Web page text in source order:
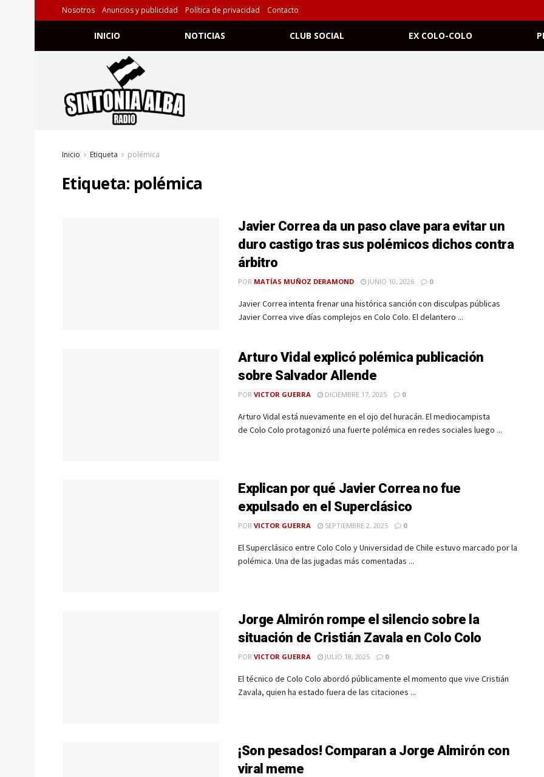
Nosotros Anuncios y publicidad Política de privacidad Contacto
INICIO NOTICIAS CLUB SOCIAL EX COLO-COLO
Inicio Etiqueta polémica
Etiqueta: polémica
Javier Correa da un paso clave para evitar un
duro castigo tras sus polémicos dichos contra
árbitro
POR MATÍAS MUÑOZ DERAMOND JUNIO 10, 2026 0
Javier Correa intenta frenar una histórica sanción con disculpas públicas
Javier Correa vive días complejos en Colo Colo. El delantero ...
Arturo Vidal explicó polémica publicación
sobre Salvador Allende
POR VICTOR GUERRA DICIEMBRE 17, 2025 0
Arturo Vidal está nuevamente en el ojo del huracán. El mediocampista
de Colo Colo protagonizó una fuerte polémica en redes sociales luego ...
Explican por qué Javier Correa no fue
expulsado en el Superclásico
POR VICTOR GUERRA SEPTIEMBRE 2, 2025 0
El Superclásico entre Colo Colo y Universidad de Chile estuvo marcado por la
polémica. Una de las jugadas más comentadas ...
Jorge Almirón rompe el silencio sobre la
situación de Cristián Zavala en Colo Colo
POR VICTOR GUERRA JULIO 18, 2025 0
El técnico de Colo Colo abordó públicamente el momento que vive Cristián
Zavala, quien ha estado fuera de las citaciones ...
¡Son pesados! Comparan a Jorge Almirón con
viral meme